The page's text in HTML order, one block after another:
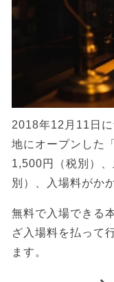
2018年12月11日
地にオープンした
1,500円（税別）
別）、入場料がか
無料で入場できる
ざ入場料を払って
ます。